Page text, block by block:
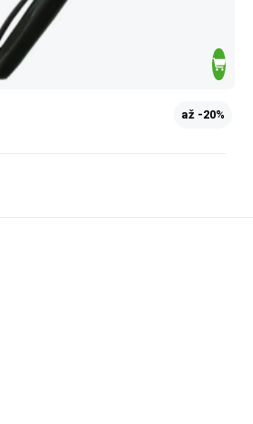
až -20%